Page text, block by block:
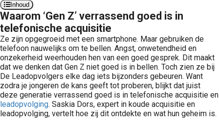
Inhoud
Waarom ‘Gen Z’ verrassend goed is in
telefonische acquisitie
Ze zijn opgegroeid met een smartphone. Maar gebruiken de
telefoon nauwelijks om te bellen. Angst, onwetendheid en
onzekerheid weerhouden hen van een goed gesprek. Dit maakt
dat we denken dat Gen Z niet goed is in bellen. Toch zien ze bij
De Leadopvolgers elke dag iets bijzonders gebeuren. Want
zodra je jongeren de kans geeft tot proberen, blijkt dat juist
deze generatie verrassend goed is in telefonische acquisitie en
leadopvolging. Saskia Dors, expert in koude acquisitie en
leadopvolging, vertelt hoe zij dit ontdekte en wat hun geheim is.